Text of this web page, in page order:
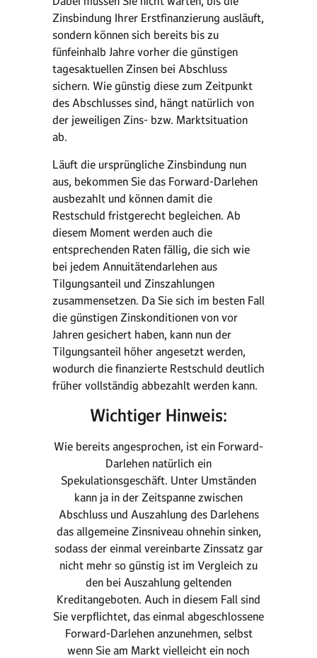
Zinsbindung Ihrer Erstfinanzierung ausläuft,
sondern können sich bereits bis zu
fünfeinhalb Jahre vorher die günstigen
tagesaktuellen Zinsen bei Abschluss
sichern. Wie günstig diese zum Zeitpunkt
des Abschlusses sind, hängt natürlich von
der jeweiligen Zins- bzw. Marktsituation
ab.
Läuft die ursprüngliche Zinsbindung nun
aus, bekommen Sie das Forward-Darlehen
ausbezahlt und können damit die
Restschuld fristgerecht begleichen. Ab
diesem Moment werden auch die
entsprechenden Raten fällig, die sich wie
bei jedem Annuitätendarlehen aus
Tilgungsanteil und Zinszahlungen
zusammensetzen. Da Sie sich im besten Fall
die günstigen Zinskonditionen von vor
Jahren gesichert haben, kann nun der
Tilgungsanteil höher angesetzt werden,
wodurch die finanzierte Restschuld deutlich
früher vollständig abbezahlt werden kann.
Wichtiger Hinweis:
Wie bereits angesprochen, ist ein Forward-
Darlehen natürlich ein
Spekulationsgeschäft. Unter Umständen
kann ja in der Zeitspanne zwischen
Abschluss und Auszahlung des Darlehens
das allgemeine Zinsniveau ohnehin sinken,
sodass der einmal vereinbarte Zinssatz gar
nicht mehr so günstig ist im Vergleich zu
den bei Auszahlung geltenden
Kreditangeboten. Auch in diesem Fall sind
Sie verpflichtet, das einmal abgeschlossene
Forward-Darlehen anzunehmen, selbst
wenn Sie am Markt vielleicht ein noch